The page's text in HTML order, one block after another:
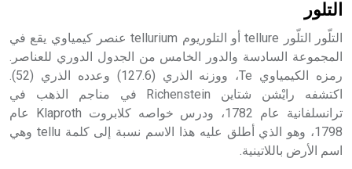
التلور
التلّور التلّور tellure أو التلوريوم tellurium عنصر كيمياوي يقع في
المجموعة السادسة والدور الخامس من الجدول الدوري للعناصر.
رمزه الكيمياوي Te، ووزنه الذري (127.6) وعدده الذري (52).
اكتشفه رايْشن شتاين Richenstein في مناجم الذهب في
ترانسلفانية عام 1782، ودرس خواصه كلابروت Klaproth عام
1798، وهو الذي أطلق عليه هذا الاسم نسبة إلى كلمة tellu وهي
اسم الأرض باللاتينية.